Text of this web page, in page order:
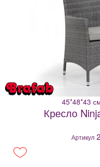
45*48*43
Кресло
Артикул